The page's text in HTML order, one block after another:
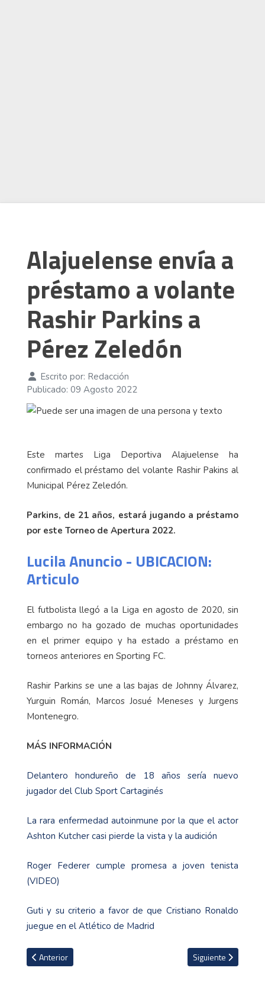
Alajuelense envía a
préstamo a volante
Rashir Parkins a
Pérez Zeledón
Escrito por: Redacción
Publicado: 09 Agosto 2022
Este martes Liga Deportiva Alajuelense ha
confirmado el préstamo del volante Rashir Pakins al
Municipal Pérez Zeledón.
Parkins, de 21 años, estará jugando a préstamo
por este Torneo de Apertura 2022.
Lucila Anuncio - UBICACION:
Articulo
El futbolista llegó a la Liga en agosto de 2020, sin
embargo no ha gozado de muchas oportunidades
en el primer equipo y ha estado a préstamo en
torneos anteriores en Sporting FC.
Rashir Parkins se une a las bajas de Johnny Álvarez,
Yurguin Román, Marcos Josué Meneses y Jurgens
Montenegro.
MÁS INFORMACIÓN
Delantero hondureño de 18 años sería nuevo
jugador del Club Sport Cartaginés
La rara enfermedad autoinmune por la que el actor
Ashton Kutcher casi pierde la vista y la audición
Roger Federer cumple promesa a joven tenista
(VIDEO)
Guti y su criterio a favor de que Cristiano Ronaldo
juegue en el Atlético de Madrid
Artículo anterior: Defensa cubano es nuevo refuerzo de Cariari de
Anterior Artículo siguiente:
Siguiente